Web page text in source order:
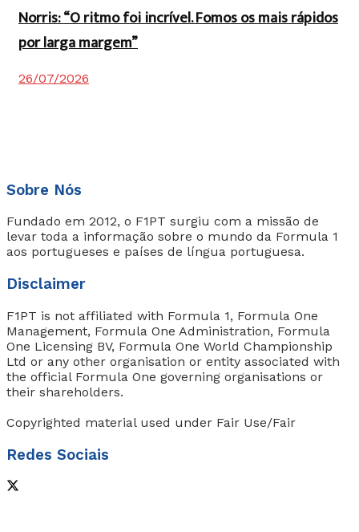
Norris: “O ritmo foi incrível. Fomos os mais rápidos
por larga margem”
26/07/2026
Sobre Nós
Fundado em 2012, o F1PT surgiu com a missão de
levar toda a informação sobre o mundo da Formula 1
aos portugueses e países de língua portuguesa.
Disclaimer
F1PT is not affiliated with Formula 1, Formula One
Management, Formula One Administration, Formula
One Licensing BV, Formula One World Championship
Ltd or any other organisation or entity associated with
the official Formula One governing organisations or
their shareholders.
Copyrighted material used under Fair Use/Fair
Redes Sociais